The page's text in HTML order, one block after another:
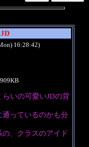
16:28:42)
いの可愛いJDの背
っているのかも分
、クラスのアイド